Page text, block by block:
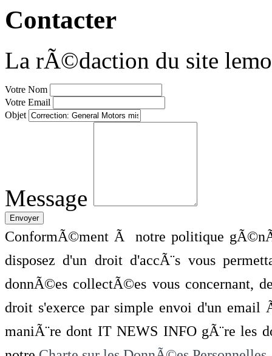
Contacter
La rÃ©daction du site
Votre Nom
Votre Email
Objet
Message
ConformÃ©ment Ã notre politique
disposez d'un droit d'accÃ¨s vous
donnÃ©es collectÃ©es vous concernant,
droit s'exerce par simple envoi d'un
maniÃ¨re dont IT NEWS INFO gÃ¨re les